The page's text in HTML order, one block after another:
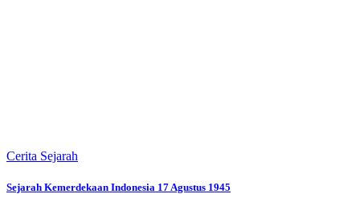
Cerita Sejarah
Sejarah Kemerdekaan Indonesia 17 Agustus 1945